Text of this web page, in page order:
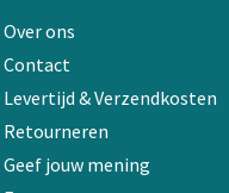
Over ons
Contact
Levertijd & Verzendkosten
Retourneren
Geef jouw mening